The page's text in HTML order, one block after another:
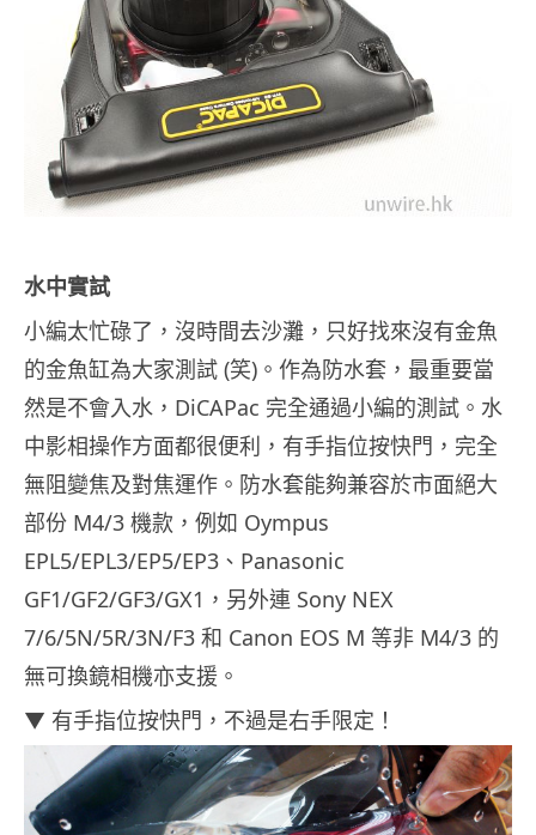
水中實試
小編太忙碌了，沒時間去沙灘，只好找來沒有金魚
的金魚缸為大家測試 (笑)。作為防水套，最重要當
然是不會入水，DiCAPac 完全通過小編的測試。水
中影相操作方面都很便利，有手指位按快門，完全
無阻變焦及對焦運作。防水套能夠兼容於市面絕大
部份 M4/3 機款，例如 Oympus
EPL5/EPL3/EP5/EP3、Panasonic
GF1/GF2/GF3/GX1，另外連 Sony NEX
7/6/5N/5R/3N/F3 和 Canon EOS M 等非 M4/3 的
無可換鏡相機亦支援。
▼ 有手指位按快門，不過是右手限定！